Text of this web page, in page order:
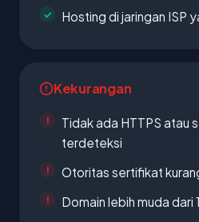
Hosting di jaringan ISP
Kekurangan
Tidak ada HTTPS atau
terdeteksi
Otoritas sertifikat
Domain lebih muda dari